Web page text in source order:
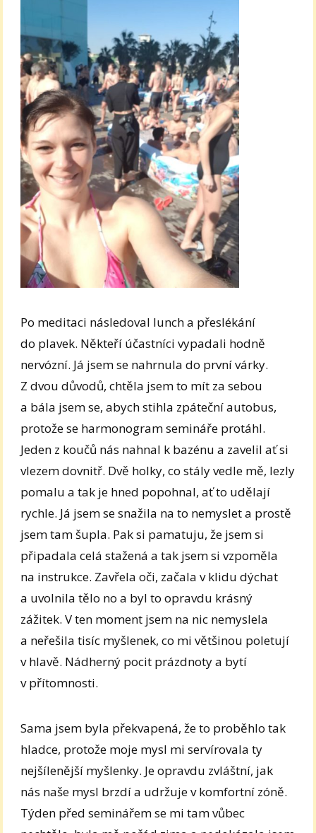
Po meditaci následoval lunch a přeslékání
do plavek. Někteří účastníci vypadali hodně
nervózní. Já jsem se nahrnula do první várky.
Z dvou důvodů, chtěla jsem to mít za sebou
a bála jsem se, abych stihla zpáteční autobus,
protože se harmonogram semináře protáhl.
Jeden z koučů nás nahnal k bazénu a zavelil ať si
vlezem dovnitř. Dvě holky, co stály vedle mě, lezly
pomalu a tak je hned popohnal, ať to udělají
rychle. Já jsem se snažila na to nemyslet a prostě
jsem tam šupla. Pak si pamatuju, že jsem si
připadala celá stažená a tak jsem si vzpoměla
na instrukce. Zavřela oči, začala v klidu dýchat
a uvolnila tělo no a byl to opravdu krásný
zážitek. V ten moment jsem na nic nemyslela
a neřešila tisíc myšlenek, co mi většinou poletují
v hlavě. Nádherný pocit prázdnoty a bytí
v přítomnosti.
Sama jsem byla překvapená, že to proběhlo tak
hladce, protože moje mysl mi servírovala ty
nejšílenější myšlenky. Je opravdu zvláštní, jak
nás naše mysl brzdí a udržuje v komfortní zóně.
Týden před seminářem se mi tam vůbec